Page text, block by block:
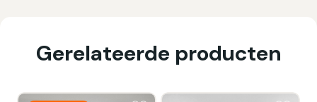
Gerelateerde producten